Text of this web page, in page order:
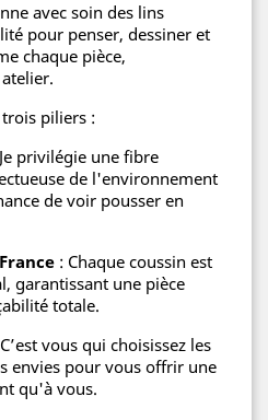
avec soin des lins
pour penser, dessiner et
chaque pièce,
piliers :
privilégie une fibre
de l'environnement
de voir pousser en
: Chaque coussin est
garantissant une pièce
totale.
vous qui choisissez les
envies pour vous offrir une
qu'à vous.